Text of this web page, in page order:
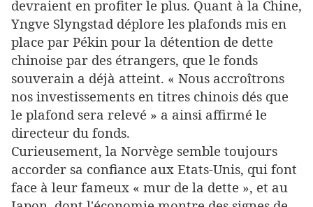
devraient en profiter le plus. Quant à la Chine,
Yngve Slyngstad déplore les plafonds mis en
place par Pékin pour la détention de dette
chinoise par des étrangers, que le fonds
souverain a déjà atteint. « Nous accroîtrons
nos investissements en titres chinois dés que
le plafond sera relevé » a ainsi affirmé le
directeur du fonds.
Curieusement, la Norvège semble toujours
accorder sa confiance aux Etats-Unis, qui font
face à leur fameux « mur de la dette », et au